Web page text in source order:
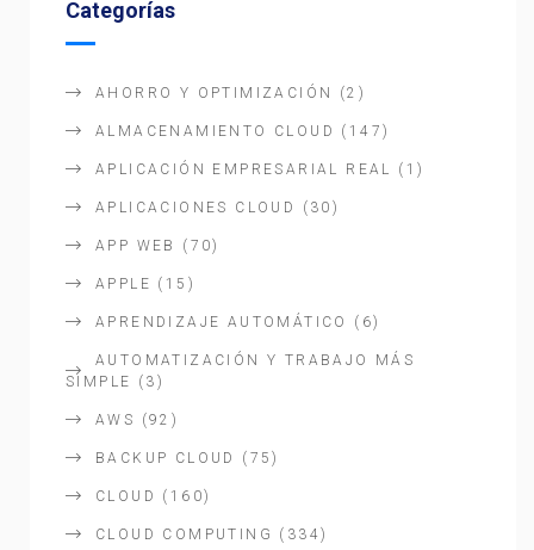
Categorías
AHORRO Y OPTIMIZACIÓN (2)
ALMACENAMIENTO CLOUD (147)
APLICACIÓN EMPRESARIAL REAL (1)
APLICACIONES CLOUD (30)
APP WEB (70)
APPLE (15)
APRENDIZAJE AUTOMÁTICO (6)
AUTOMATIZACIÓN Y TRABAJO MÁS
SIMPLE
(3)
AWS (92)
BACKUP CLOUD (75)
CLOUD (160)
CLOUD COMPUTING (334)